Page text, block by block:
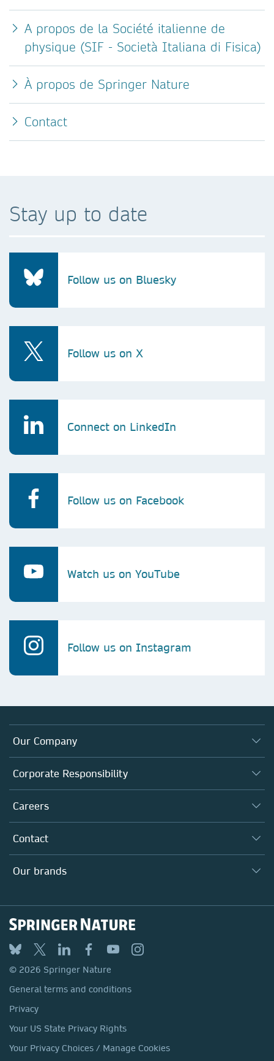
A propos de la Société italienne de
physique (SIF - Società Italiana di Fisica)
À propos de Springer Nature
Contact
Stay up to date
Follow us on Bluesky
Follow us on X
Connect on LinkedIn
Follow us on Facebook
Watch us on YouTube
Follow us on Instagram
Our Company
About us
Executive team
Our Communities
Our Health Division
Corporate Responsibility
Taking Responsibility
Inclusion
Policies, Reports & Modern Slavery Act
Careers
Why Work Here?
Search our vacancies ↗
Contact
Locations & Contact
Our brands
Springer
BMC
© 2026 Springer Nature
General terms and conditions
Privacy
Your US State Privacy Rights
Your Privacy Choices / Manage Cookies